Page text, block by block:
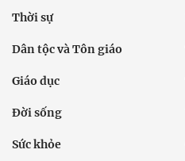
Thời sự
Dân tộc và Tôn giáo
Giáo dục
Đời sống
Sức khỏe